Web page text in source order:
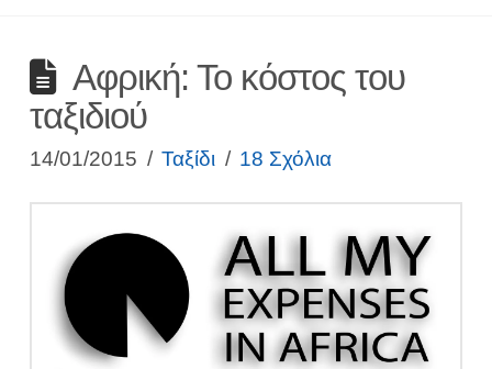
Αφρική: Το κόστος του
ταξιδιού
14/01/2015 Ταξίδι 18 Σχόλια